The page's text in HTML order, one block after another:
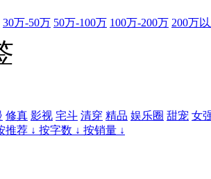
30万-50万 50万-100万 100万-200万 200万
修真 影视 宅斗 清穿 精品 娱乐圈 甜宠 女
推荐 ↓ 按字数 ↓ 按销量 ↓